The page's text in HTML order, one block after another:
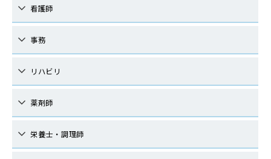
看護師
事務
リハビリ
薬剤師
栄養士・調理師